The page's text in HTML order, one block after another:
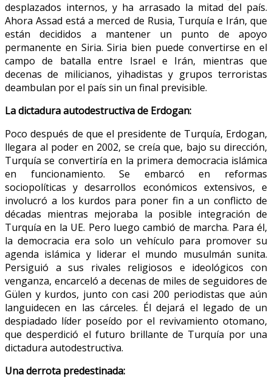
desplazados internos, y ha arrasado la mitad del país.
Ahora Assad está a merced de Rusia, Turquía e Irán, que
están decididos a mantener un punto de apoyo
permanente en Siria. Siria bien puede convertirse en el
campo de batalla entre Israel e Irán, mientras que
decenas de milicianos, yihadistas y grupos terroristas
deambulan por el país sin un final previsible.
La dictadura autodestructiva de Erdogan:
Poco después de que el presidente de Turquía, Erdogan,
llegara al poder en 2002, se creía que, bajo su dirección,
Turquía se convertiría en la primera democracia islámica
en funcionamiento. Se embarcó en reformas
sociopolíticas y desarrollos económicos extensivos, e
involucró a los kurdos para poner fin a un conflicto de
décadas mientras mejoraba la posible integración de
Turquía en la UE. Pero luego cambió de marcha. Para él,
la democracia era solo un vehículo para promover su
agenda islámica y liderar el mundo musulmán sunita.
Persiguió a sus rivales religiosos e ideológicos con
venganza, encarceló a decenas de miles de seguidores de
Gülen y kurdos, junto con casi 200 periodistas que aún
languidecen en las cárceles. Él dejará el legado de un
despiadado líder poseído por el revivamiento otomano,
que desperdició el futuro brillante de Turquía por una
dictadura autodestructiva.
Una derrota predestinada: